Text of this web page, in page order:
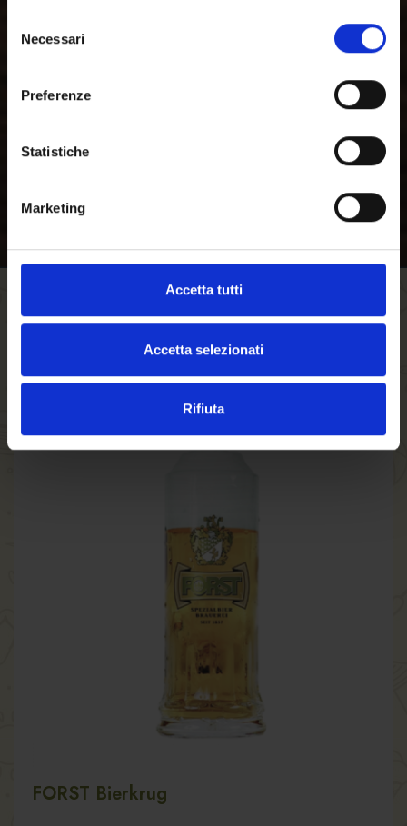
delNecessari
Preferenze
Statistiche
Marketing
Accetta tutti
Accetta selezionati
Rifiuta
FORST Bierkrug